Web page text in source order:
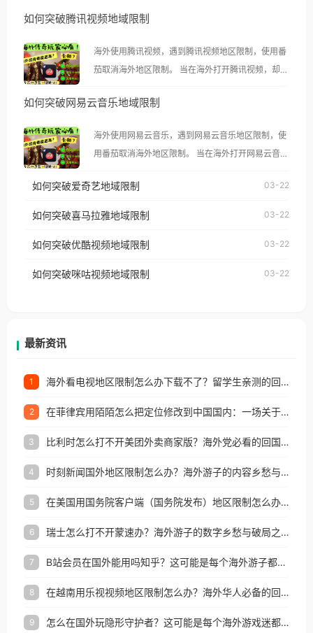
如何突破腾讯视频地域限制
海外使用腾讯视频，遇到腾讯视频地区限制，使用番
茄取消海外地区限制。 当在海外打开腾讯视频，却突
示语。 海外用户如香港、澳门、台湾、美国、加拿
像其他音乐平台一样，出现地区及版权限制问题，且
仅能在中国大陆地区播放。 遇到这个问题的朋友们，
台湾、美国、加拿大、澳大利亚、欧洲等国家和地区
权限制所困扰。
如何突破网易云音乐地域限制
海外使用网易云音乐，遇到网易云音乐地区限制，使
用番茄取消海外地区限制。 当在海外打开网易云音
播放”的提示语。 海外用户如香港、澳门、台湾、美
制问题，且仅能在中国大陆地区播放。 遇到这个问题
户收听网易云音乐地区版权限制」的问题，无论人在
如何突破爱奇艺地域限制 03-22
如何突破喜马拉雅地域限制 03-22
如何突破优酷视频地域限制 03-22
如何突破咪咕视频地域限制 03-22
最新资讯
1 海外看电视地区限制怎么办下载不了？留学生亲测的回国加速方案（附2026世界杯观赛技巧）
2 在菲律宾用陌陌怎么把定位修改到中国国内：一场关于归属感与连接的探索
3 比利时怎么打不开美团外卖商家版？海外党必看的回国加速全攻略
4 时刻新闻国外地区限制怎么办？海外游子的内容乡愁与破局之路
5 在美国用国务院客户端（国务院发布）地区限制怎么办？3步解决海外看国内内容难题
6 瑞士怎么打不开蒙速办？海外游子的数字乡愁与破局之路
7 B站会员在国外能用吗知乎？这可能是每个海外游子都问过的问题
8 在越南用乐视视频地区限制怎么办？海外华人必备的回国加速攻略
9 怎么在国外玩隐形守护者？这可能是每个海外游戏迷都问过的问题